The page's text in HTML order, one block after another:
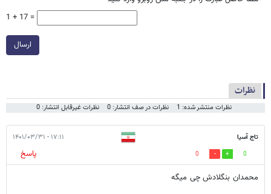
1 + 17 =
ارسال
نظرات
نظرات منتشر شده: 1 نظرات در صف انتشار: 0 نظرات غیرقابل انتشار: 0
تاج آسیا ۱۷:۱۱ - ۱۴۰۱/۰۳/۳۱
0
0
پاسخ
محمدان بنگلادش چی میگه